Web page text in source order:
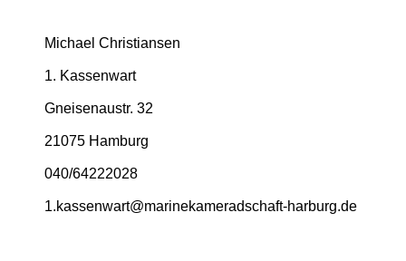
Michael Christiansen
1. Kassenwart
Gneisenaustr. 32
21075 Hamburg
040/64222028
1.­kassenwart@­marinekameradschaft-­harburg.­de